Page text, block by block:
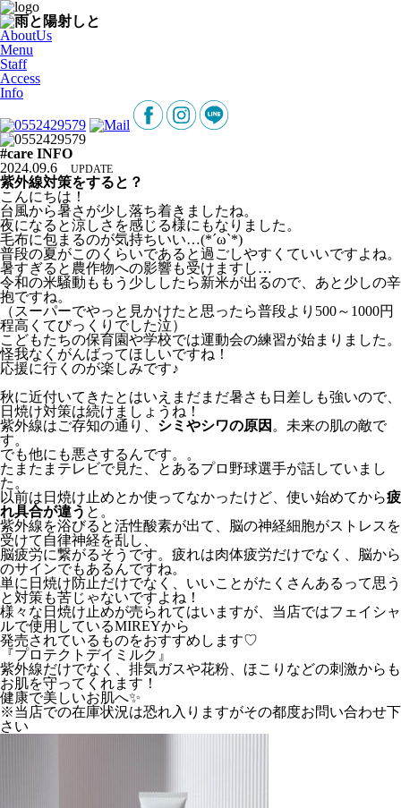
AboutUs
Menu
Staff
Access
Info
#care INFO
2024.09.6
UPDATE
紫外線対策をすると？
こんにちは！
台風から暑さが少し落ち着きましたね。
夜になると涼しさを感じる様にもなりました。
毛布に包まるのが気持ちいい…(*´ω`*)
普段の夏がこのくらいであると過ごしやすくていいですよね。
暑すぎると農作物への影響も受けますし…
令和の米騒動ももう少ししたら新米が出るので、あと少しの辛
抱ですね。
（スーパーでやっと見かけたと思ったら普段より500～1000円
程高くてびっくりでした泣）
こどもたちの保育園や学校では運動会の練習が始まりました。
怪我なくがんばってほしいですね！
応援に行くのが楽しみです♪
秋に近付いてきたとはいえまだまだ暑さも日差しも強いので、
日焼け対策は続けましょうね！
紫外線はご存知の通り、 シミやシワの原因 。未来の肌の敵で
す。
でも他にも悪さするんです。。
たまたまテレビで見た、とあるプロ野球選手が話していまし
た。
以前は日焼け止めとか使ってなかったけど、使い始めてから疲
れ具合が違う と。
紫外線を浴びると活性酸素が出て、脳の神経細胞がストレスを
受けて自律神経を乱し、
脳疲労に繋がるそうです。疲れは肉体疲労だけでなく、脳から
のサインでもあるんですね。
単に日焼け防止だけでなく、いいことがたくさんあるって思う
と対策も苦じゃないですよね！
様々な日焼け止めが売られてはいますが、当店ではフェイシャ
ルで使用しているMIREYから
発売されているものをおすすめします♡
『プロテクトデイミルク』
紫外線だけでなく、排気ガスや花粉、ほこりなどの刺激からも
お肌を守ってくれます！
健康で美しいお肌へ✨
※当店での在庫状況は恐れ入りますがその都度お問い合わせ下
さい